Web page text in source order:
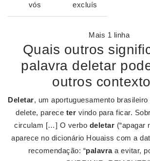
vós excluís
Mais 1 linha
Quais outros
palavra deletar
outros
Deletar, um aportuguesamento
delete, parece ter vindo para ficar.
circulam […] O verbo deletar (“apagar
aparece no dicionário Houaiss com a
recomendação: “palavraa evitar,